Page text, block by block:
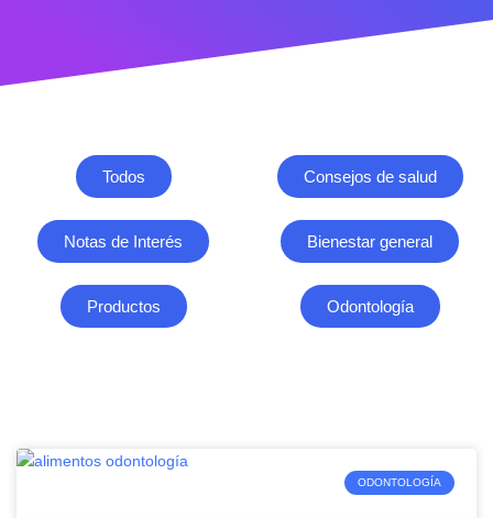
Todos Consejos de salud
Notas de Interés Bienestar general
Productos Odontología
ODONTOLOGÍA